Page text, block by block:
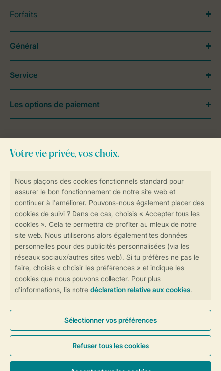
Plus d’infos et préférences
Réservations en ligne rapides et sécurisées
Transmission sécurisée des données
Paiement sécurisé
Forfaits
contactez notreContact Center.
Général
Service
Les options de paiement
Conditions générales Privée Cookies et bannières